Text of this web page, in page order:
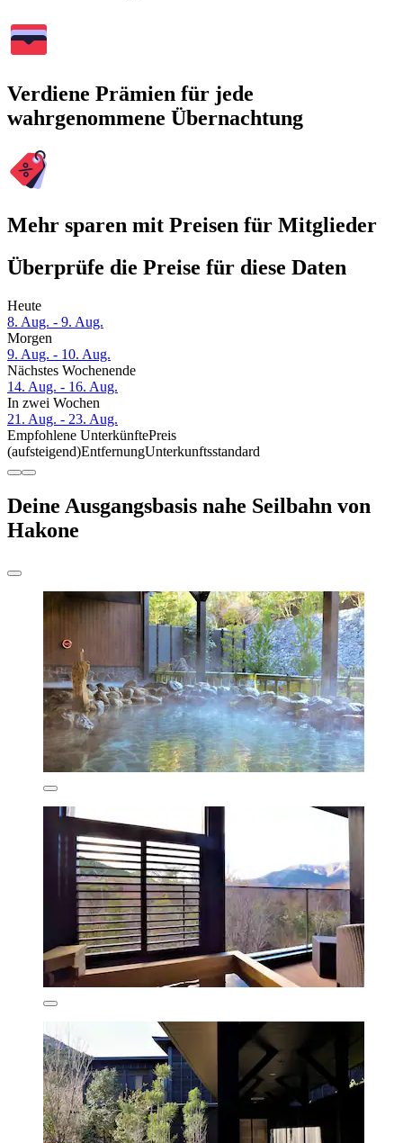
Verdiene Prämien für jede
wahrgenommene Übernachtung
Mehr sparen mit Preisen für Mitglieder
Überprüfe die Preise für diese Daten
Heute
8. Aug. - 9. Aug.
Morgen
9. Aug. - 10. Aug.
Nächstes Wochenende
14. Aug. - 16. Aug.
In zwei Wochen
21. Aug. - 23. Aug.
Empfohlene UnterkünftePreis
(aufsteigend)EntfernungUnterkunftsstandard
Deine Ausgangsbasis nahe Seilbahn von
Hakone